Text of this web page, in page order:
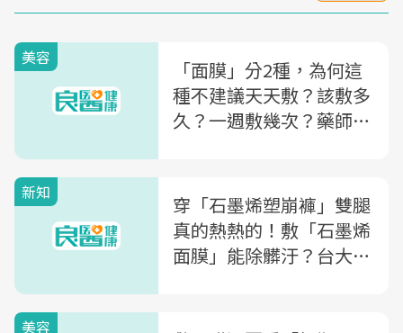
美容
「面膜」分2種，為何這
種不建議天天敷？該敷多
久？一週敷幾次？藥師解
新知
穿「石墨烯塑崩褲」雙腿
真的熱熱的！敷「石墨烯
面膜」能除髒汙？台大化
美容